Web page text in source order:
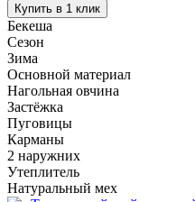
Купить в 1 клик
Бекеша
Сезон
Зима
Основной материал
Нагольная овчина
Застёжка
Пуговицы
Карманы
2 наружних
Утеплитель
Натуральный мех